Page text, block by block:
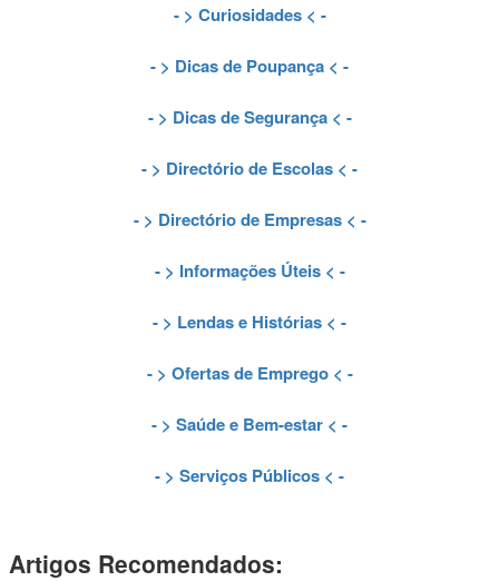
- > Curiosidades< -
- > Dicas de Poupança < -
- > Dicas de Segurança< -
- > Directório de Escolas < -
- > Directório de Empresas< -
- > Informações Úteis< -
- > Lendas e Histórias < -
- > Ofertas de Emprego< -
- > Saúde e Bem-estar < -
- > Serviços Públicos < -
Artigos Recomendados: